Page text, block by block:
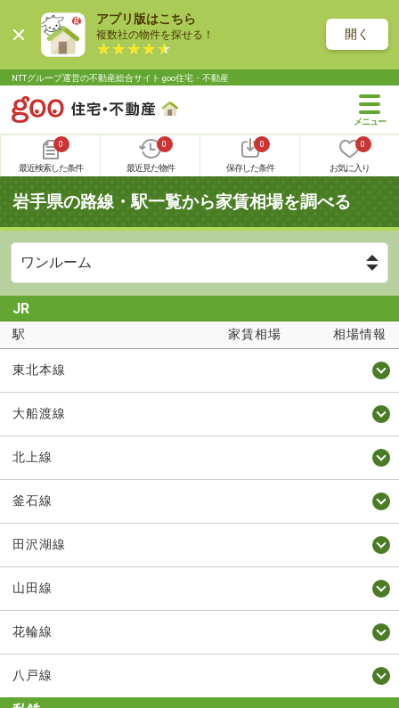
アプリ版はこちら
複数社の物件を探せる！ 開く
NTTグループ運営の不動産総合サイト goo住宅・不動産
0
最近検索した条件
0
最近見た物件
0
保存した条件
0
お気に入り
岩手県の路線・駅一覧から家賃相場を調べる
JR
駅 家賃相場 相場情報
東北本線
大船渡線
北上線
釜石線
田沢湖線
山田線
花輪線
八戸線